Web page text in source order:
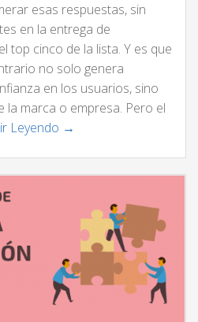
esas respuestas, sin
en la entrega de
top cinco de la lista. Y es que
no solo genera
en los usuarios, sino
la marca o empresa. Pero el
Leyendo →